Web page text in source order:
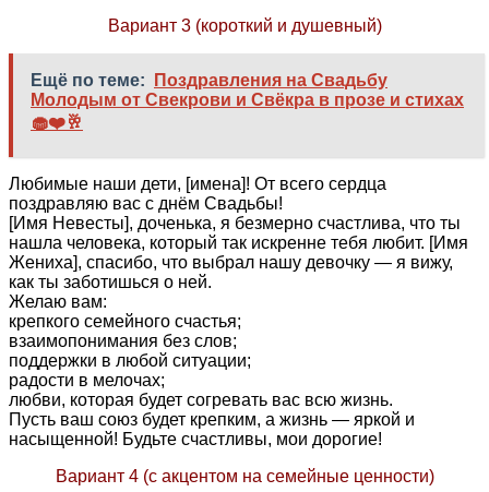
Вариант 3 (короткий и душевный)
Ещё по теме:
Поздравления на Свадьбу
Молодым от Свекрови и Свёкра в прозе и стихах
🧁❤️🥂
Любимые наши дети, [имена]! От всего сердца
поздравляю вас с днём Свадьбы!
[Имя Невесты], доченька, я безмерно счастлива, что ты
нашла человека, который так искренне тебя любит. [Имя
Жениха], спасибо, что выбрал нашу девочку — я вижу,
как ты заботишься о ней.
Желаю вам:
крепкого семейного счастья;
взаимопонимания без слов;
поддержки в любой ситуации;
радости в мелочах;
любви, которая будет согревать вас всю жизнь.
Пусть ваш союз будет крепким, а жизнь — яркой и
насыщенной! Будьте счастливы, мои дорогие!
Вариант 4 (с акцентом на семейные ценности)